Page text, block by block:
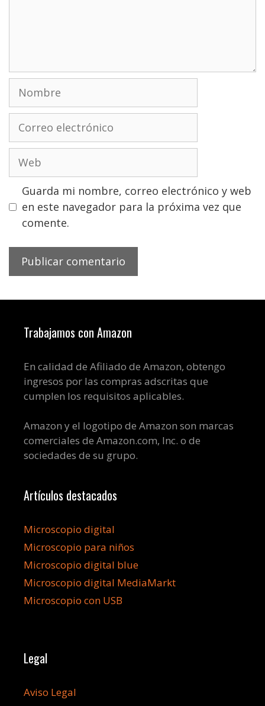
Nombre
electrónico
Guarda mi nombre, correo electrónico y web
en este navegador para la próxima vez que
comente.
Trabajamos con Amazon
En calidad de Afiliado de Amazon, obtengo
ingresos por las compras adscritas que
cumplen los requisitos aplicables.
Amazon y el logotipo de Amazon son marcas
comerciales de Amazon.com, Inc. o de
sociedades de su grupo.
Artículos destacados
Microscopio digital
Microscopio para niños
Microscopio digital blue
Microscopio digital MediaMarkt
Microscopio con USB
Legal
Aviso Legal